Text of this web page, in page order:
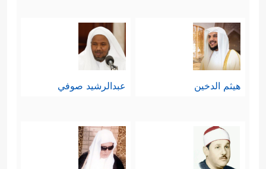
هيثم الدخين عبدالرشيد صوفي